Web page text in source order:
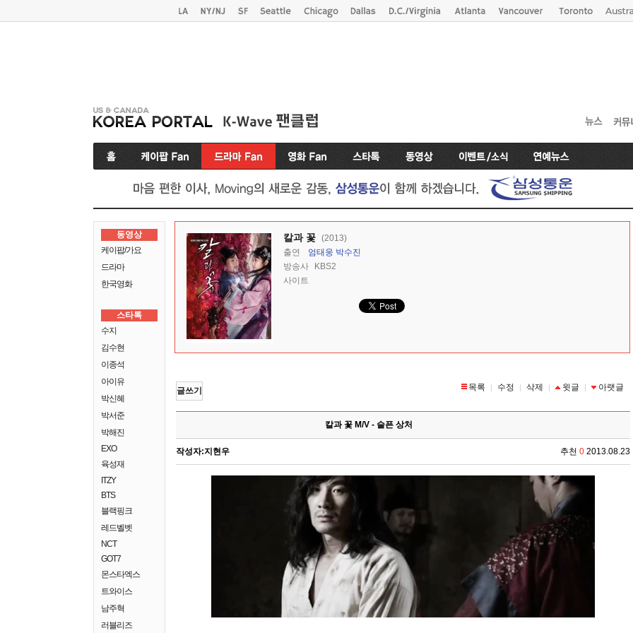
동영상
케이팝/가요
드라마
한국영화
스타톡
수지
김수현
이종석
아이유
박신혜
박서준
박해진
EXO
육성재
ITZY
BTS
블랙핑크
레드벨벳
NCT
GOT7
몬스타엑스
트와이스
남주혁
러블리즈
칼과 꽃 (2013)
출연
엄태웅 박수진
방송사
KBS2
사이트
글쓰기 목록 | 수정 | 삭제 | 윗글 | 아랫글
칼과 꽃 M/V - 슬픈 상처
작성자:지현우 추천 0 2013.08.23